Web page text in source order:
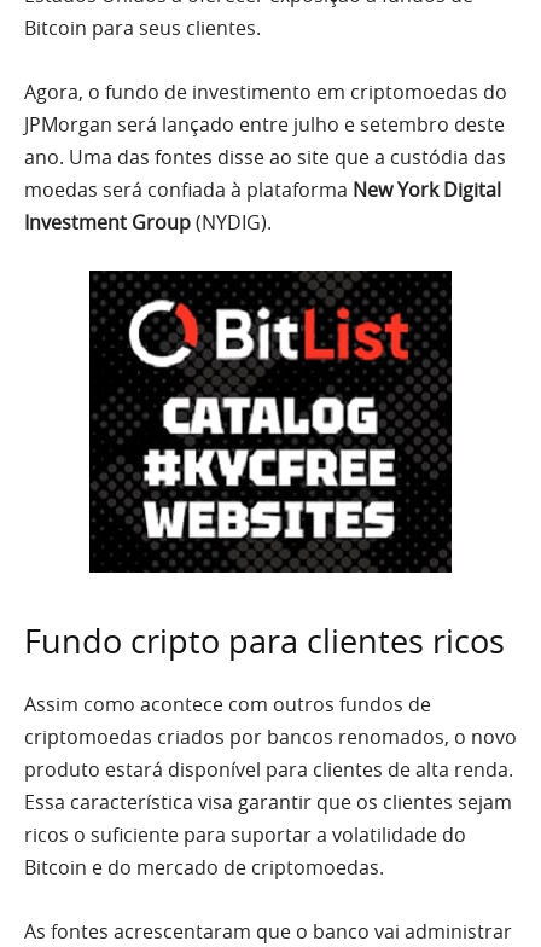
Bitcoin para seus clientes.
Agora, o fundo de investimento em criptomoedas do
JPMorgan será lançado entre julho e setembro deste
ano. Uma das fontes disse ao site que a custódia das
moedas será confiada à plataforma New York Digital
Investment Group(NYDIG).
Fundo cripto para clientes ricos
Assim como acontece com outros fundos de
criptomoedas criados por bancos renomados, o novo
produto estará disponível para clientes de alta renda.
Essa característica visa garantir que os clientes sejam
ricos o suficiente para suportar a volatilidade do
Bitcoin e do mercado de criptomoedas.
As fontes acrescentaram que o banco vai administrar